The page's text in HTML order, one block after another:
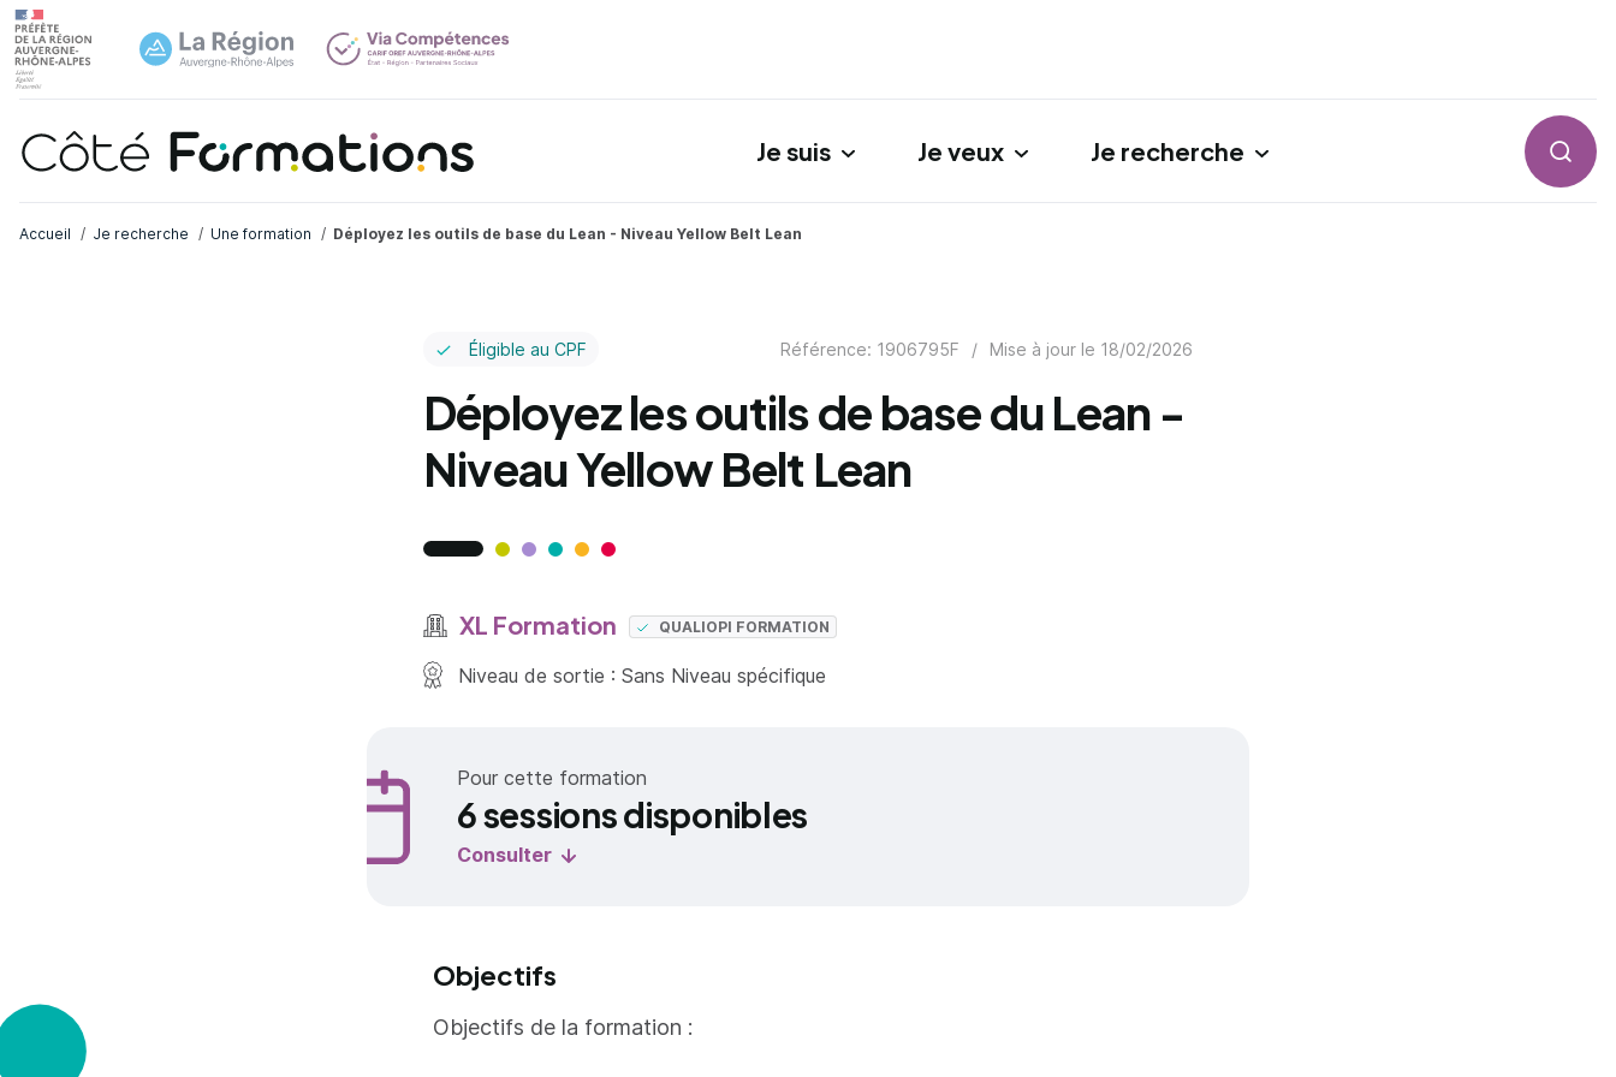
Je suis Je veux Je recherche
Accueil Je recherche Une formation Déployez les outils de base du Lean - Niveau Yellow Belt Lean
Éligible au CPF Référence: 1906795F / Mise à jour le 18/02/2026
Déployez les outils de base du Lean -
Niveau Yellow Belt Lean
XL Formation QUALIOPI FORMATION
Niveau de sortie : Sans Niveau spécifique
Pour cette formation
6 sessions disponibles
Consulter
Objectifs
Objectifs de la formation :